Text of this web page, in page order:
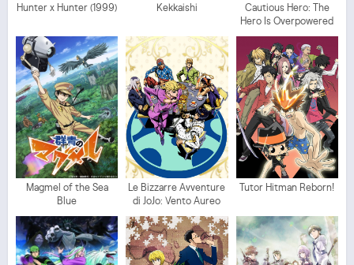
Hunter x Hunter (1999) Kekkaishi
Cautious Hero: The
Hero Is Overpowered
but Overly Cautious
Magmel of the Sea
Blue
Le Bizzarre Avventure
di JoJo: Vento Aureo
Tutor Hitman Reborn!